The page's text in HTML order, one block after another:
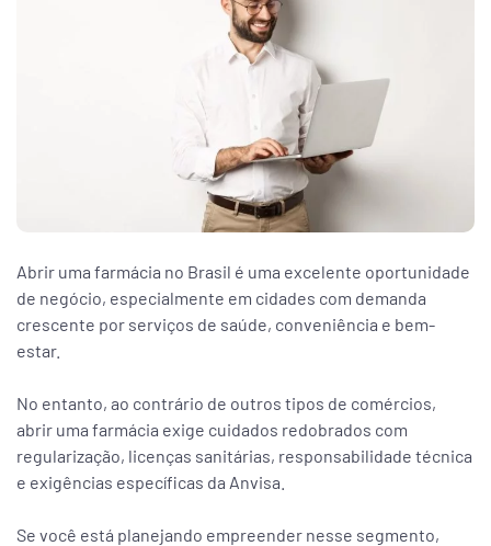
Abrir uma farmácia no Brasil é uma excelente oportunidade
de negócio, especialmente em cidades com demanda
crescente por serviços de saúde, conveniência e bem-
estar.
No entanto, ao contrário de outros tipos de comércios,
abrir uma farmácia exige cuidados redobrados com
regularização, licenças sanitárias, responsabilidade técnica
e exigências específicas da Anvisa.
Se você está planejando empreender nesse segmento,